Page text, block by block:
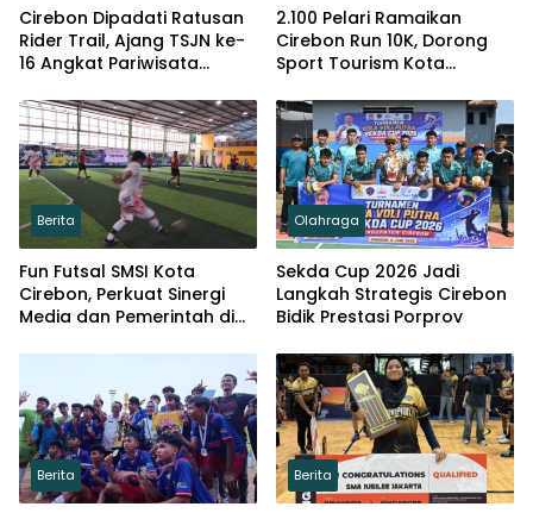
Cirebon Dipadati Ratusan
Rider Trail, Ajang TSJN ke-
16 Angkat Pariwisata
2.100 Pelari Ramaikan
Cirebon Run 10K, Dorong
Sport Tourism Kota
Berita
Fun Futsal SMSI Kota
Cirebon, Perkuat Sinergi
Media dan Pemerintah di
Olahraga
Sekda Cup 2026 Jadi
Langkah Strategis Cirebon
Bidik Prestasi Porprov
Berita Berita